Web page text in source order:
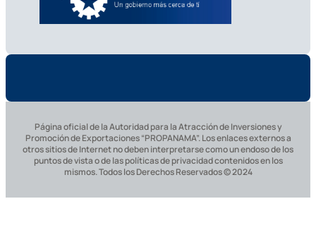
Página oficial de la Autoridad para la Atracción de Inversiones y
Promoción de Exportaciones “PROPANAMA”. Los enlaces externos a
otros sitios de Internet no deben interpretarse como un endoso de los
puntos de vista o de las políticas de privacidad contenidos en los
mismos. Todos los Derechos Reservados © 2024